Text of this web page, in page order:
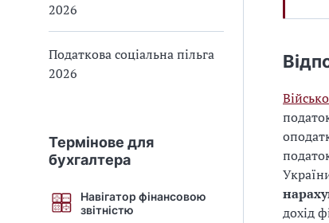
2026
Податкова соціальна пільга
2026
Термінове для
бухгалтера
Навігатор фінансовою
звітністю
дохід